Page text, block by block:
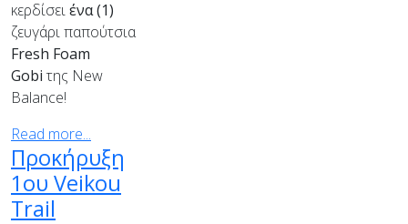
κερδίσειένα (1)
ζευγάρι παπούτσια
Fresh Foam
Gobiτης New
Balance!
Read more...
Προκήρυξη
1ου Veikou
Trail